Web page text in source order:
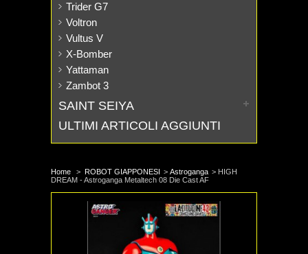
Trider G7
Voltron
Vultus V
X-Bomber
Yattaman
Zambot 3
SAINT SEIYA
ULTIMI ARTICOLI AGGIUNTI
Home > ROBOT GIAPPONESI > Astroganga > HIGH
DREAM - Astroganga Metaltech 08 Die Cast AF